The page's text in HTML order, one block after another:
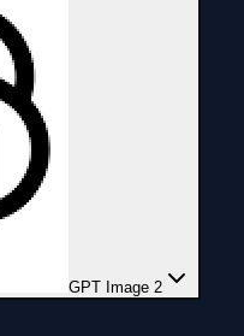
GPT Image 2